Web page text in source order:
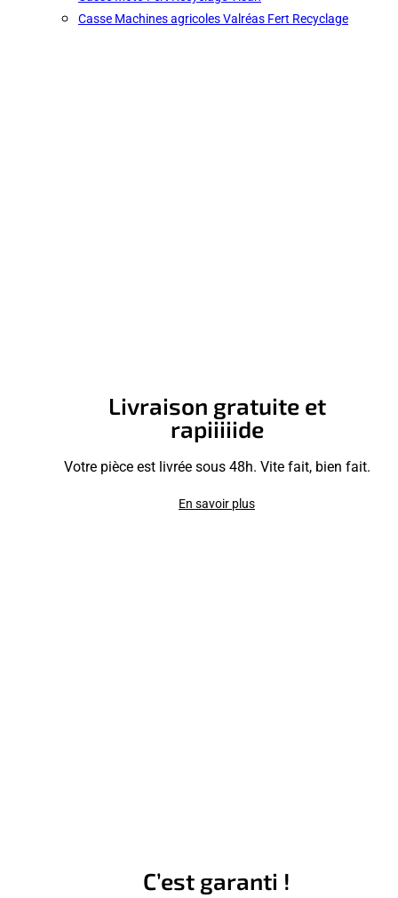
Casse Machines agricoles Valréas Fert Recyclage
Livraison gratuite et
rapiiiiide
Votre pièce est livrée sous 48h. Vite fait, bien fait.
En savoir plus
C’est garanti !